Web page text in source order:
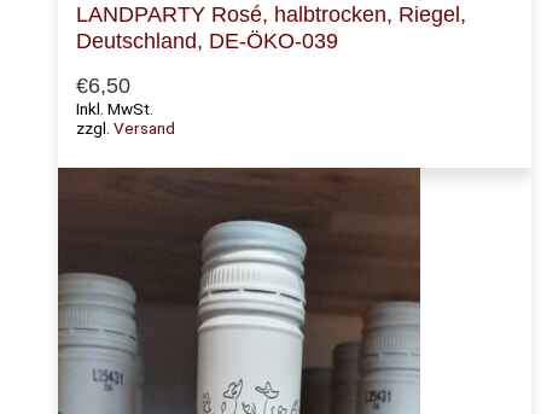
LANDPARTY Rosé, halbtrocken, Riegel,
Deutschland, DE-ÖKO-039
€6,50
Inkl. MwSt.
zzgl. Versand